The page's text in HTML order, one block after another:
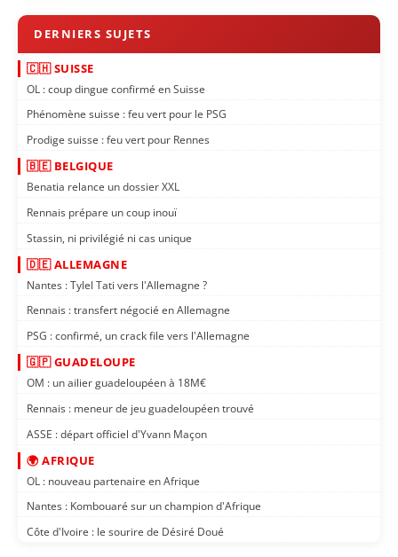
🇨🇭 SUISSE
OL : coup dingue confirmé en Suisse
Phénomène suisse : feu vert pour le PSG
Prodige suisse : feu vert pour Rennes
🇧🇪 BELGIQUE
Benatia relance un dossier XXL
Rennais prépare un coup inouï
Stassin, ni privilégié ni cas unique
🇩🇪 ALLEMAGNE
Nantes : Tylel Tati vers l'Allemagne ?
Rennais : transfert négocié en Allemagne
PSG : confirmé, un crack file vers l'Allemagne
🇬🇵 GUADELOUPE
OM : un ailier guadeloupéen à 18M€
Rennais : meneur de jeu guadeloupéen trouvé
ASSE : départ officiel d'Yvann Maçon
🌍 AFRIQUE
OL : nouveau partenaire en Afrique
Nantes : Kombouaré sur un champion d'Afrique
Côte d'Ivoire : le sourire de Désiré Doué